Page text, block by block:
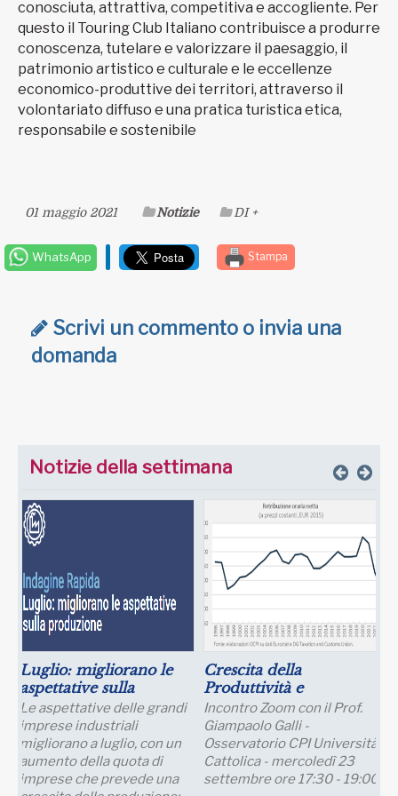
conosciuta, attrattiva, competitiva e accogliente. Per
questo il Touring Club Italiano contribuisce a produrre
conoscenza, tutelare e valorizzare il paesaggio, il
patrimonio artistico e culturale e le eccellenze
economico-produttive dei territori, attraverso il
volontariato diffuso e una pratica turistica etica,
responsabile e sostenibile
01 maggio 2021 Notizie DI +
WhatsApp Stampa
Scrivi un commento o invia una
domanda
Notizie della settimana
Luglio: migliorano le
aspettative sulla
produzione
Le aspettative delle grandi
imprese industriali
migliorano a luglio, con un
aumento della quota di
imprese che prevede una
Crescita della
Produttività e
Prospettive Salariali
Incontro Zoom con il Prof.
Giampaolo Galli -
Osservatorio CPI Università
Cattolica - mercoledì 23
settembre ore 17:30 - 19:00